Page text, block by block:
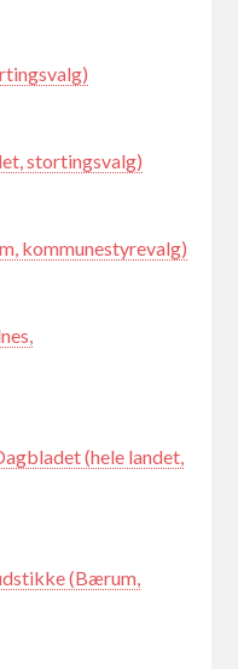
stortingsvalg)
kommunestyrevalg)
(hele landet,
(Bærum,